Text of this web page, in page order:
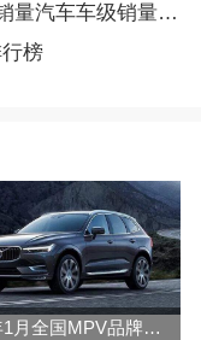
车车级销量排行榜
榜
2022年1月全国MPV品牌销量排行榜完整版